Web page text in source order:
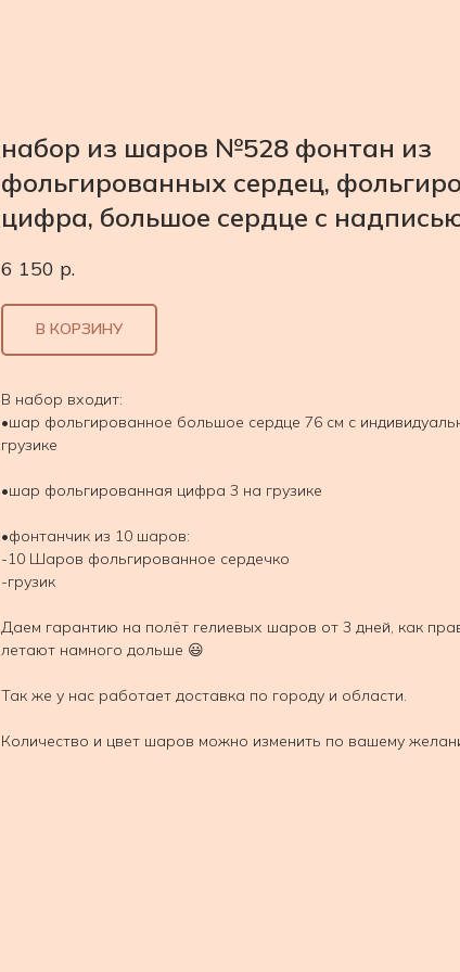
набор из шаров №528 фонтан из
фольгированных сердец,
цифра, большое сердце с
6 150 р.
В КОРЗИНУ
В набор входит:
•шар фольгированное большое сердце 76 см с
грузике
•шар фольгированная цифра 3 на грузике
•фонтанчик из 10 шаров:
-10 Шаров фольгированное сердечко
-грузик
Даем гарантию на полёт гелиевых шаров от 3 дней, как
летают намного дольше 😃
Так же у нас работает доставка по городу и области.
Количество и цвет шаров можно изменить по вашему